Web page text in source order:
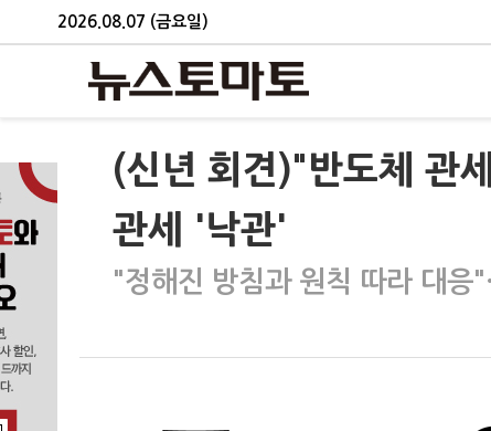
2026.08.07 (금요일)
(신년 회견)"반도체 관
관세 '낙관'
"정해진 방침과 원칙 따라 대